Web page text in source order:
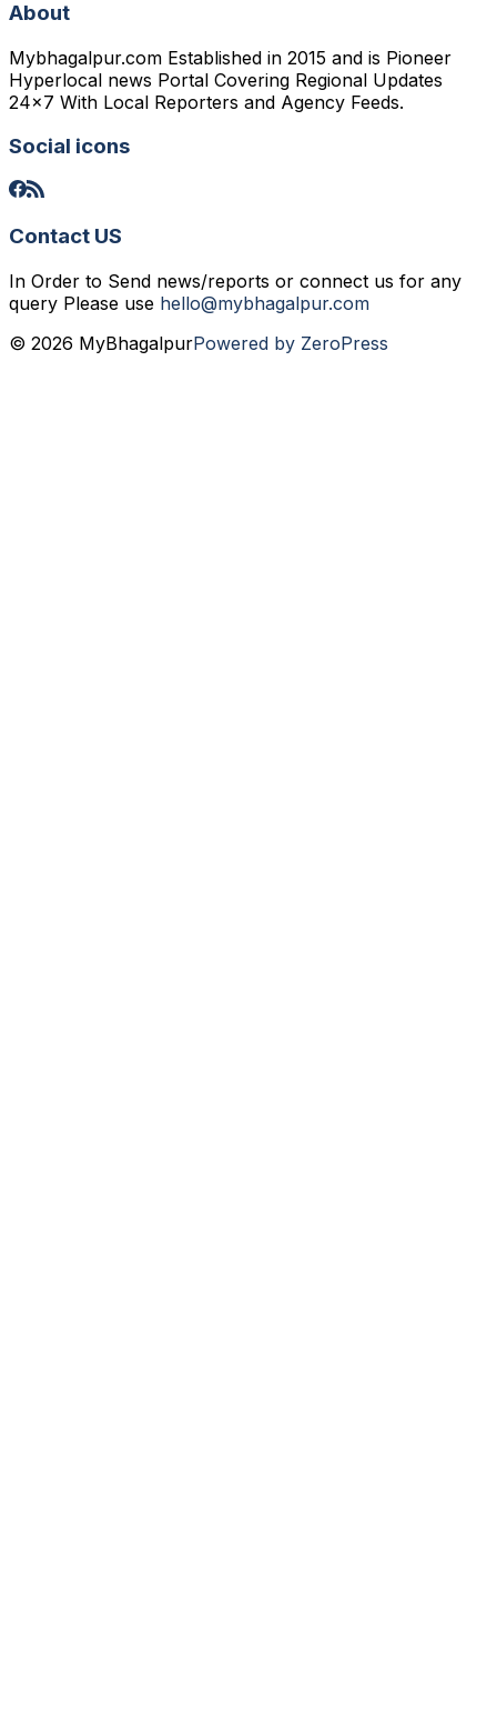
About
Mybhagalpur.com Established in 2015 and is Pioneer
Hyperlocal news Portal Covering Regional Updates
24x7 With Local Reporters and Agency Feeds.
Social icons
Contact US
In Order to Send news/reports or connect us for any
query Please use hello@mybhagalpur.com
© 2026 MyBhagalpurPowered by ZeroPress